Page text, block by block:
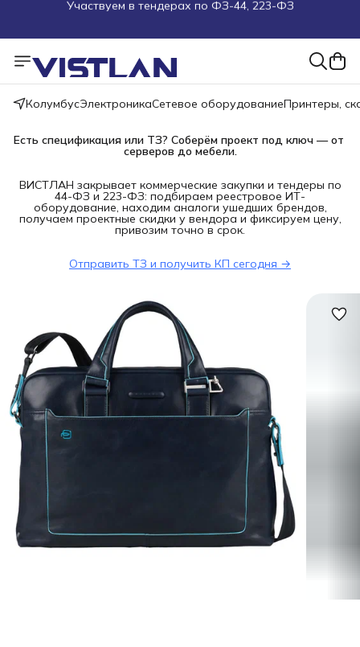
Пуско-наладочные работы
Пришлите запрос на e-mail или в чат
Более 100 000 позиций в наличии и под заказ
КолумбусЭлектроникаСетевое оборудованиеПринтеры,
Есть спецификация или ТЗ? Соберём проект под ключ — от
серверов до мебели.
ВИСТЛАН закрывает коммерческие закупки и тендеры по
44-ФЗ и 223-ФЗ: подбираем реестровое ИТ-
оборудование, находим аналоги ушедших брендов,
получаем проектные скидки у вендора и фиксируем цену,
привозим точно в срок.
Отправить ТЗ и получить КП сегодня →